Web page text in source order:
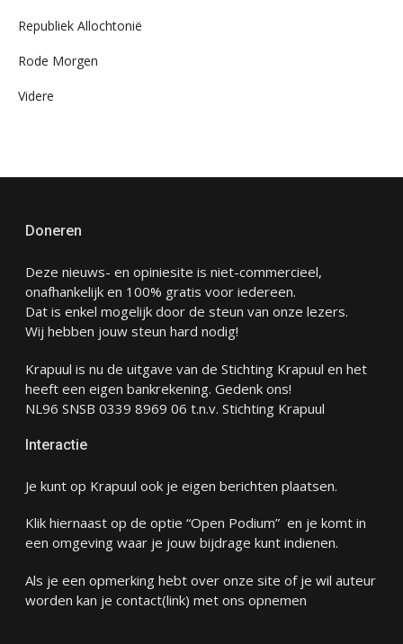
Republiek Allochtonië
Rode Morgen
Videre
Doneren
Deze nieuws- en opiniesite is niet-commercieel,
onafhankelijk en 100% gratis voor iedereen.
Dat is enkel mogelijk door de steun van onze lezers.
Wij hebben jouw steun hard nodig!
Krapuul is nu de uitgave van de Stichting Krapuul en het
heeft een eigen bankrekening. Gedenk ons!
NL96 SNSB 0339 8969 06 t.n.v. Stichting Krapuul
Interactie
Je kunt op Krapuul ook je eigen berichten plaatsen.
Klik hiernaast op de optie “Open Podium” en je komt in
een omgeving waar je jouw bijdrage kunt indienen.
Als je een opmerking hebt over onze site of je wil auteur
worden kan je contact(link) met ons opnemen